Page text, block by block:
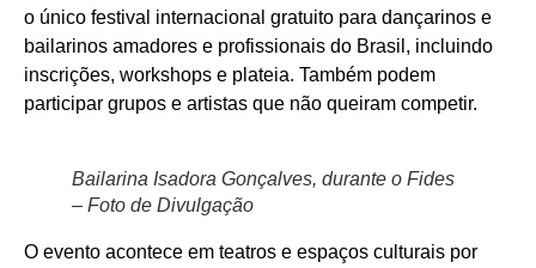
o único festival internacional gratuito para dançarinos e
bailarinos amadores e profissionais do Brasil, incluindo
inscrições, workshops e plateia. Também podem
participar grupos e artistas que não queiram competir.
Bailarina Isadora Gonçalves, durante o Fides
– Foto de Divulgação
O evento acontece em teatros e espaços culturais por